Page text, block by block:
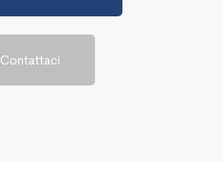
Contattaci